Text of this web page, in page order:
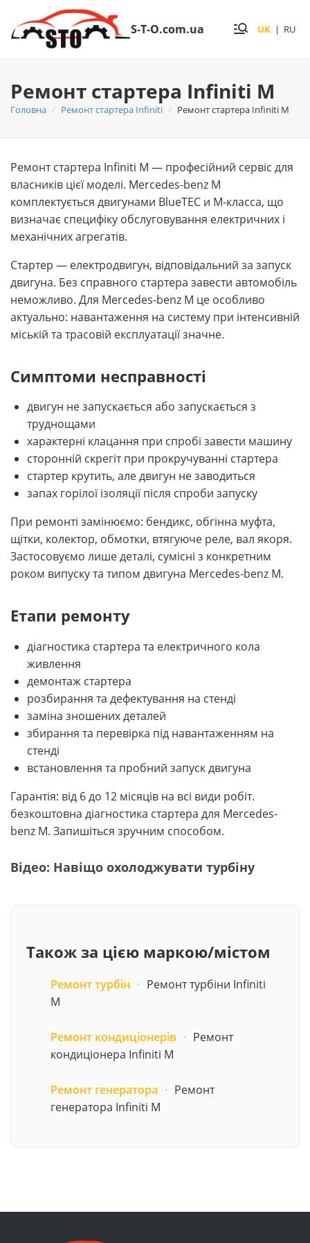
S-T-O.com.ua UK | RU
Ремонт стартера Infiniti M
Головна Ремонт стартера Infiniti Ремонт стартера Infiniti M
Ремонт стартера Infiniti M — професійний сервіс для
власників цієї моделі. Mercedes-benz M
комплектується двигунами BlueTEC и M-класса, що
визначає специфіку обслуговування електричних і
механічних агрегатів.
Стартер — електродвигун, відповідальний за запуск
двигуна. Без справного стартера завести автомобіль
неможливо. Для Mercedes-benz M це особливо
актуально: навантаження на систему при інтенсивній
міській та трасовій експлуатації значне.
Симптоми несправності
двигун не запускається або запускається з
труднощами
характерні клацання при спробі завести машину
сторонній скрегіт при прокручуванні стартера
стартер крутить, але двигун не заводиться
запах горілої ізоляції після спроби запуску
При ремонті замінюємо: бендикс, обгінна муфта,
щітки, колектор, обмотки, втягуюче реле, вал якоря.
Застосовуємо лише деталі, сумісні з конкретним
роком випуску та типом двигуна Mercedes-benz M.
Етапи ремонту
діагностика стартера та електричного кола
живлення
демонтаж стартера
розбирання та дефектування на стенді
заміна зношених деталей
збирання та перевірка під навантаженням на
стенді
встановлення та пробний запуск двигуна
Гарантія: від 6 до 12 місяців на всі види робіт.
безкоштовна діагностика стартера для Mercedes-
benz M. Запишіться зручним способом.
Відео: Навіщо охолоджувати турбіну
Також за цією маркою/містом
Ремонт турбін · Ремонт турбіни Infiniti
M
Ремонт кондиціонерів · Ремонт
кондиціонера Infiniti M
Ремонт генератора · Ремонт
генератора Infiniti M